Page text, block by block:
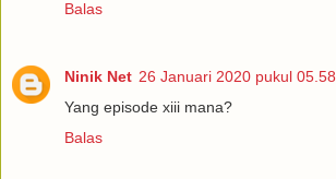
Balas
Ninik Net 26 Januari 2020 pukul 05.58
Yang episode xiii mana?
Balas